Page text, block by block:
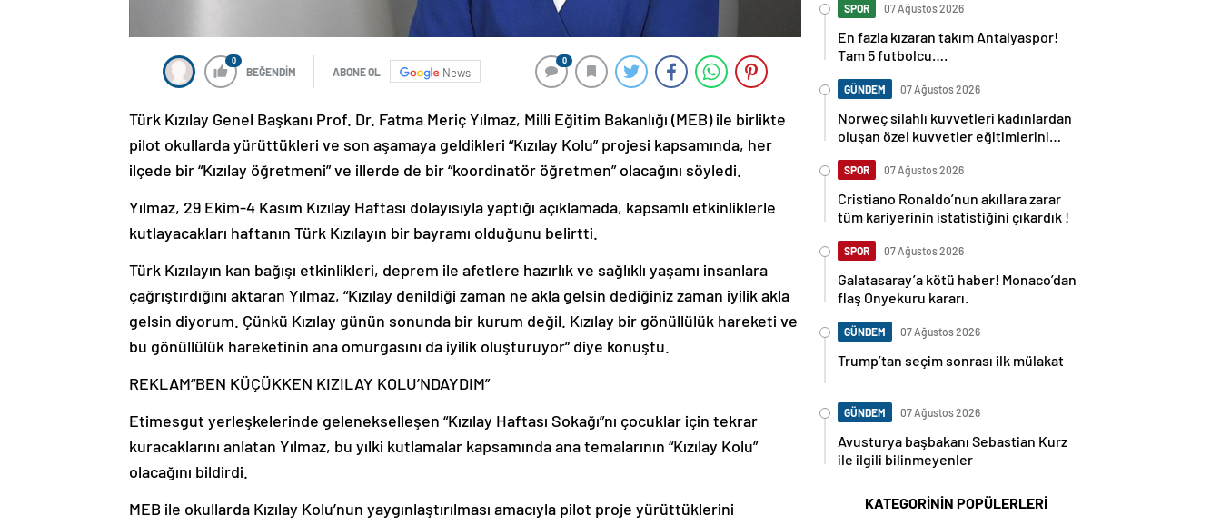
0
BEĞENDİM ABONE OL News
0
Türk Kızılay Genel Başkanı Prof. Dr. Fatma Meriç Yılmaz, Milli Eğitim Bakanlığı (MEB) ile birlikte
pilot okullarda yürüttükleri ve son aşamaya geldikleri “Kızılay Kolu” projesi kapsamında, her
ilçede bir “Kızılay öğretmeni” ve illerde de bir “koordinatör öğretmen” olacağını söyledi.
Yılmaz, 29 Ekim-4 Kasım Kızılay Haftası dolayısıyla yaptığı açıklamada, kapsamlı etkinliklerle
kutlayacakları haftanın Türk Kızılayın bir bayramı olduğunu belirtti.
Türk Kızılayın kan bağışı etkinlikleri, deprem ile afetlere hazırlık ve sağlıklı yaşamı insanlara
çağrıştırdığını aktaran Yılmaz, “Kızılay denildiği zaman ne akla gelsin dediğiniz zaman iyilik akla
gelsin diyorum. Çünkü Kızılay günün sonunda bir kurum değil. Kızılay bir gönüllülük hareketi ve
bu gönüllülük hareketinin ana omurgasını da iyilik oluşturuyor” diye konuştu.
REKLAM“BEN KÜÇÜKKEN KIZILAY KOLU’NDAYDIM”
Etimesgut yerleşkelerinde gelenekselleşen “Kızılay Haftası Sokağı”nı çocuklar için tekrar
kuracaklarını anlatan Yılmaz, bu yılki kutlamalar kapsamında ana temalarının “Kızılay Kolu”
olacağını bildirdi.
MEB ile okullarda Kızılay Kolu’nun yaygınlaştırılması amacıyla pilot proje yürüttüklerini
SPOR 07 Ağustos 2026
En fazla kızaran takım Antalyaspor!
Tam 5 futbolcu….
GÜNDEM 07 Ağustos 2026
Norweç silahlı kuvvetleri kadınlardan
oluşan özel kuvvetler eğitimlerini
SPOR 07 Ağustos 2026
Cristiano Ronaldo’nun akıllara zarar
tüm kariyerinin istatistiğini çıkardık !
SPOR 07 Ağustos 2026
Galatasaray’a kötü haber! Monaco’dan
flaş Onyekuru kararı.
GÜNDEM 07 Ağustos 2026
Trump’tan seçim sonrası ilk mülakat
GÜNDEM 07 Ağustos 2026
Avusturya başbakanı Sebastian Kurz
ile ilgili bilinmeyenler
KATEGORİNİN POPÜLERLERİ